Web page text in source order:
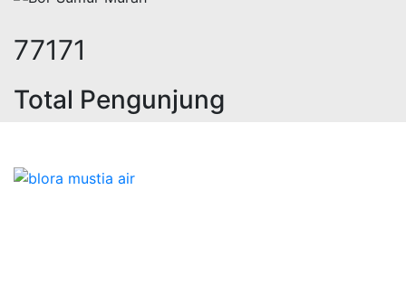
95766
Total Pengunjung